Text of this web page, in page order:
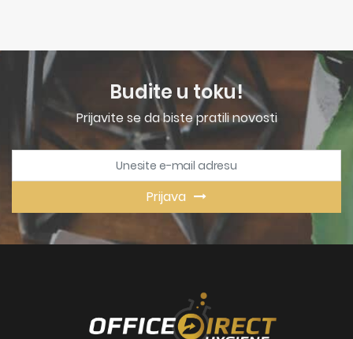
Budite u toku!
Prijavite se da biste pratili novosti
Prijava